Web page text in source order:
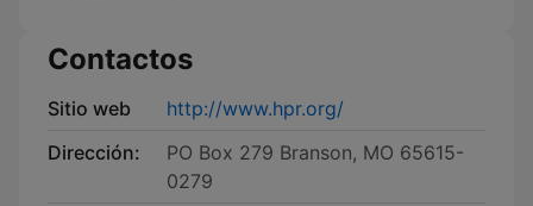
Contactos
Sitio web
http://www.hpr.org/
Dirección:
PO Box 279 Branson, MO 65615-
0279